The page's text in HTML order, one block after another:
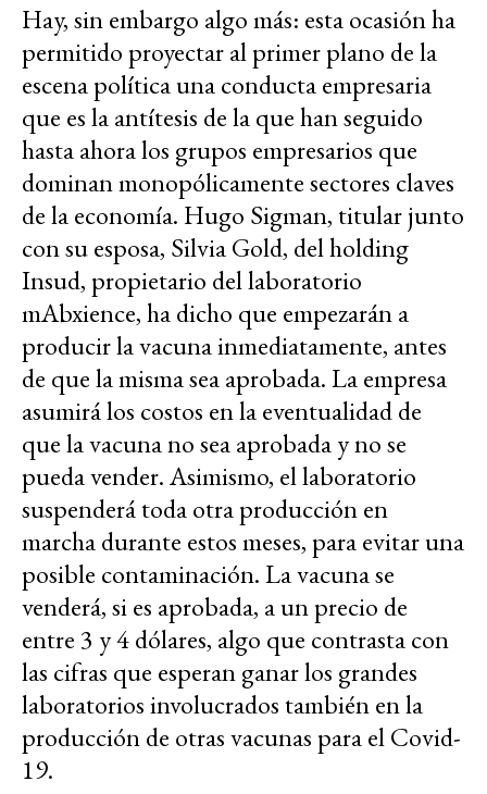
Hay, sin embargo algo más: esta ocasión ha
permitido proyectar al primer plano de la
escena política una conducta empresaria
que es la antítesis de la que han seguido
hasta ahora los grupos empresarios que
dominan monopólicamente sectores claves
de la economía. Hugo Sigman, titular junto
con su esposa, Silvia Gold, del holding
Insud, propietario del laboratorio
mAbxience, ha dicho que empezarán a
producir la vacuna inmediatamente, antes
de que la misma sea aprobada. La empresa
asumirá los costos en la eventualidad de
que la vacuna no sea aprobada y no se
pueda vender. Asimismo, el laboratorio
suspenderá toda otra producción en
marcha durante estos meses, para evitar una
posible contaminación. La vacuna se
venderá, si es aprobada, a un precio de
entre 3 y 4 dólares, algo que contrasta con
las cifras que esperan ganar los grandes
laboratorios involucrados también en la
producción de otras vacunas para el Covid-
19.